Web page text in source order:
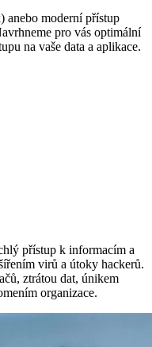
moderní přístup
pro vás optimální
na vaše data a aplikace.
přístup k informacím a
virů a útoky hackerů.
ztrátou dat, únikem
organizace.